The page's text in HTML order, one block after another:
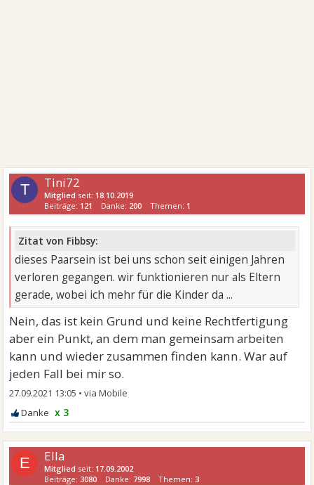
T Tini72
Mitglied seit: 18.10.2019
Beiträge: 121 Danke: 200 Themen: 1
Zitat von Fibbsy:
dieses Paarsein ist bei uns schon seit einigen Jahren
verloren gegangen. wir funktionieren nur als Eltern
gerade, wobei ich mehr für die Kinder da ...
Nein, das ist kein Grund und keine Rechtfertigung
aber ein Punkt, an dem man gemeinsam arbeiten
kann und wieder zusammen finden kann. War auf
jeden Fall bei mir so.
27.09.2021 13:05 •
x 3
E Ella
Mitglied seit: 17.09.2002
Beiträge: 3080 Danke: 7998 Themen: 3